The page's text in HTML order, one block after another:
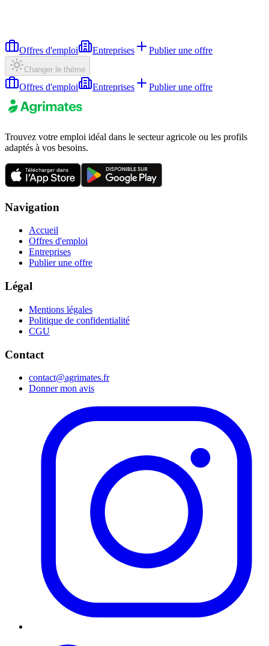
Offres d'emploi Entreprises Publier une offre
Changer le thème
Offres d'emploi Entreprises Publier une offre
Trouvez votre emploi idéal dans le secteur agricole ou les profils
adaptés à vos besoins.
Navigation
Accueil
Offres d'emploi
Entreprises
Publier une offre
Légal
Mentions légales
Politique de confidentialité
CGU
Contact
contact@agrimates.fr
Donner mon avis